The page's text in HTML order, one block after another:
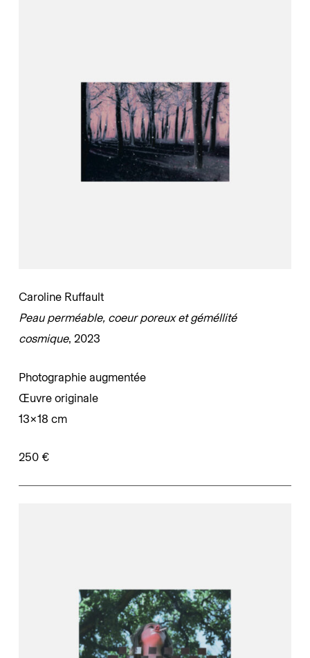
Caroline Ruffault
Peau perméable, coeur poreux et géméllité
cosmique, 2023
Photographie augmentée
Œuvre originale
13×18 cm
250 €